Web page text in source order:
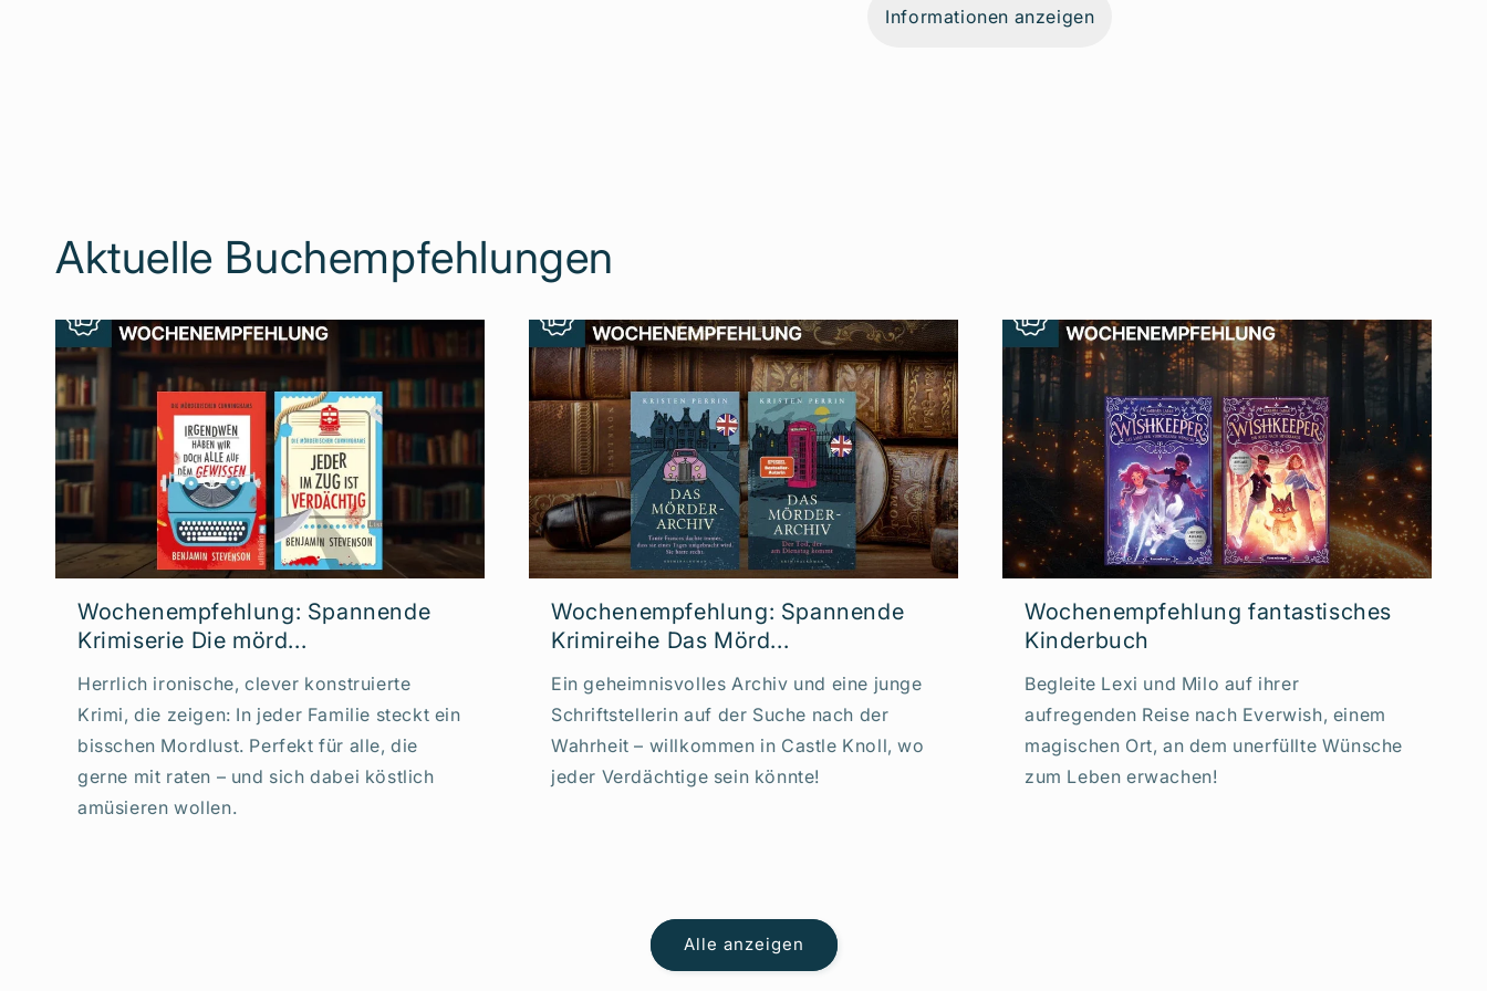
Informationen anzeigen
Aktuelle Buchempfehlungen
Wochenempfehlung: Spannende
Krimiserie Die mörd...
Herrlich ironische, clever konstruierte
Krimi, die zeigen: In jeder Familie steckt ein
bisschen Mordlust. Perfekt für alle, die
gerne mit raten – und sich dabei köstlich
amüsieren wollen.
Wochenempfehlung: Spannende
Krimireihe Das Mörd...
Ein geheimnisvolles Archiv und eine junge
Schriftstellerin auf der Suche nach der
Wahrheit – willkommen in Castle Knoll, wo
jeder Verdächtige sein könnte!
Wochenempfehlung fantastisches
Kinderbuch
Begleite Lexi und Milo auf ihrer
aufregenden Reise nach Everwish, einem
magischen Ort, an dem unerfüllte Wünsche
zum Leben erwachen!
Alle anzeigen